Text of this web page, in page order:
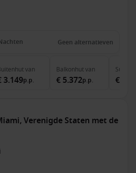
Geen alternatieven
van
3.149p.p.
Balkonhutvan
€ 5.372p.p.
Suite
€
Verenigde Staten met de